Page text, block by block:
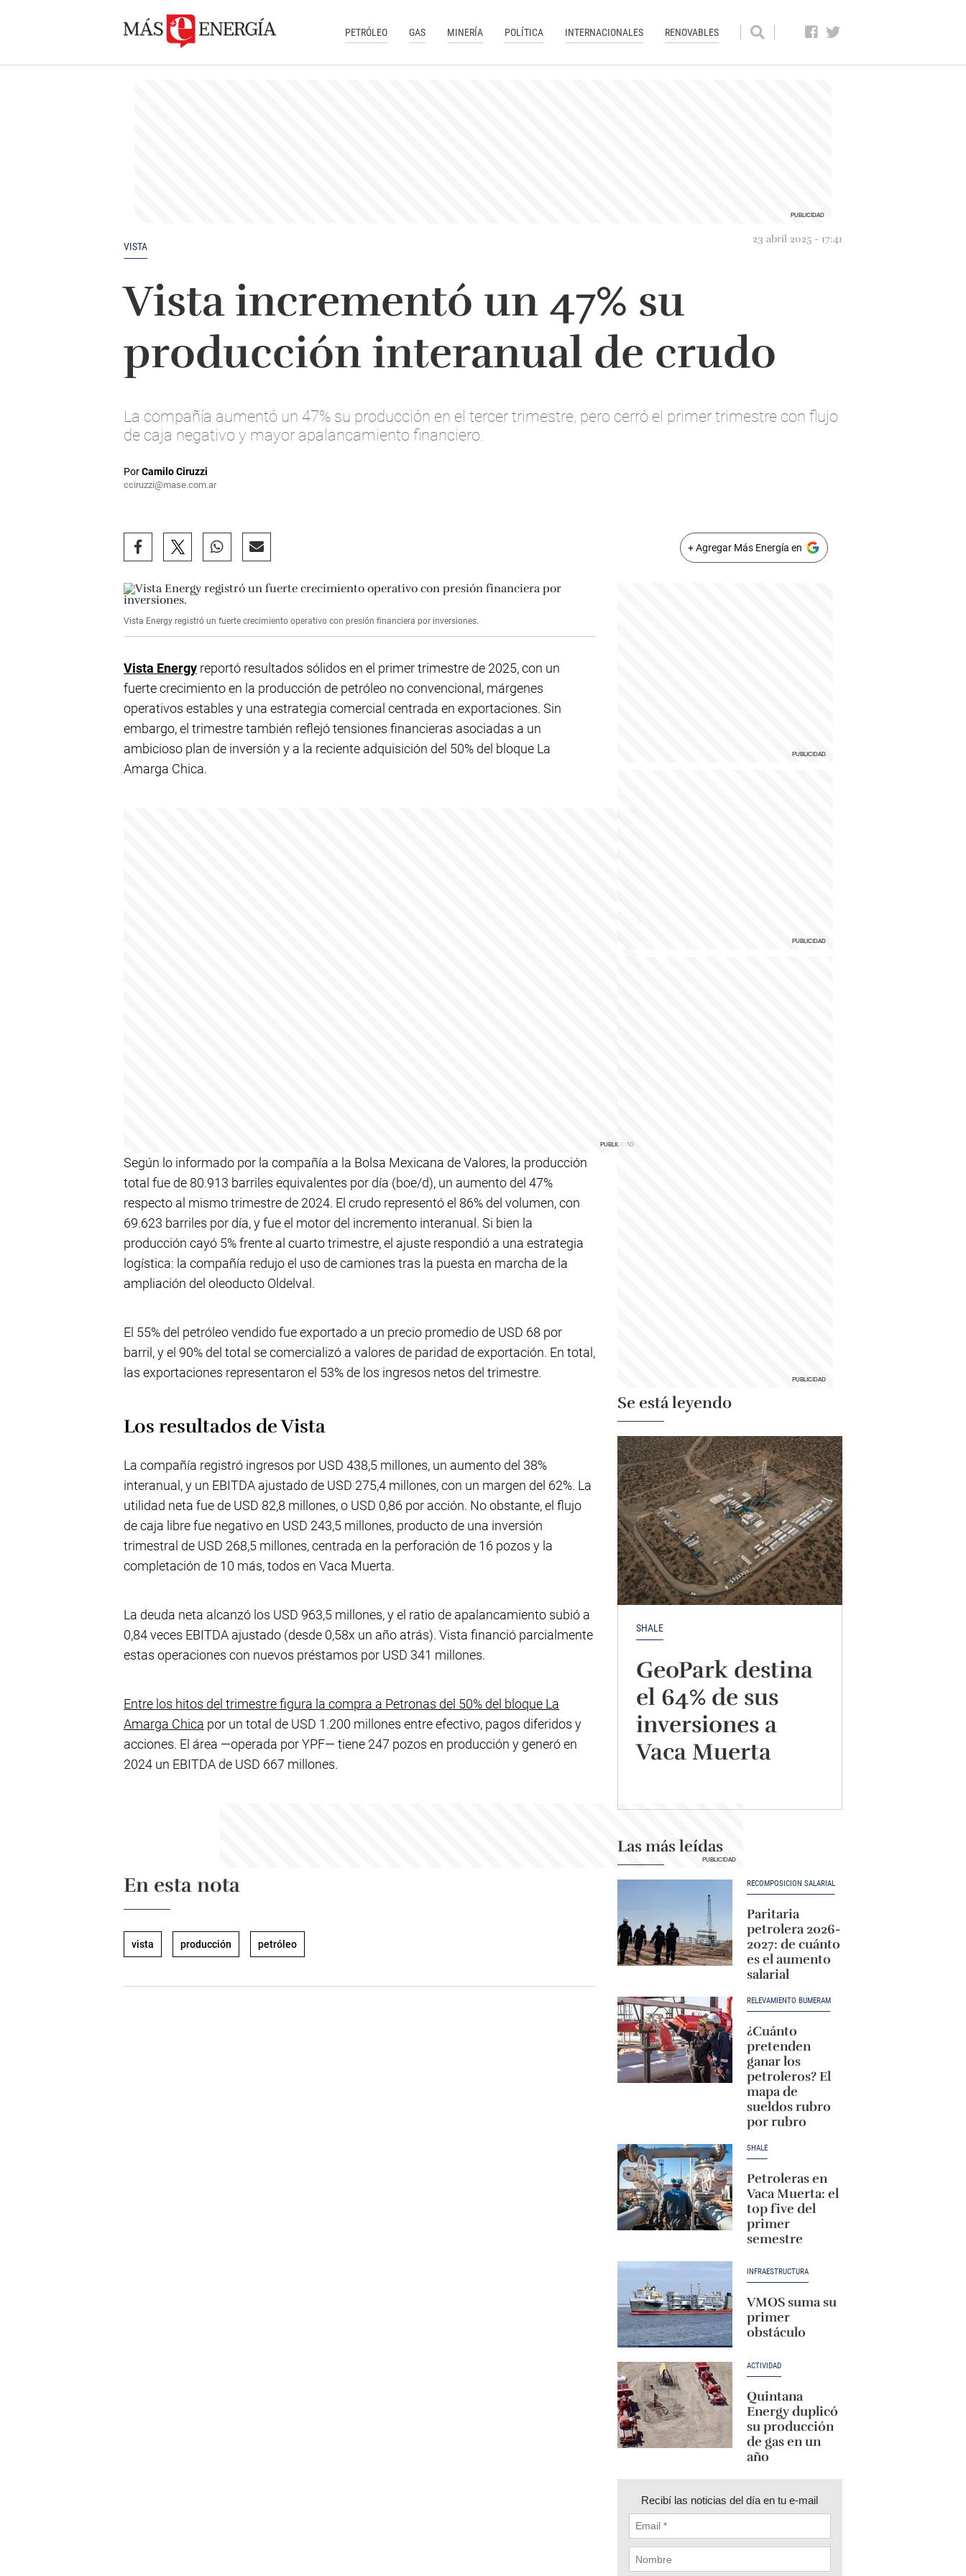
PETRÓLEO GAS MINERÍA POLÍTICA INTERNACIONALES RENOVABLES
VISTA
23 abril 2025 - 17:41
Vista incrementó un 47% su
producción interanual de crudo
La compañía aumentó un 47% su producción en el tercer trimestre, pero cerró el primer trimestre con flujo
de caja negativo y mayor apalancamiento financiero.
PorCamilo Ciruzzi
cciruzzi@mase.com.ar
+ Agregar Más Energía en
Vista Energy registró un fuerte crecimiento operativo con presión financiera por inversiones.
Vista Energy reportó resultados sólidos en el primer trimestre de 2025, con un
fuerte crecimiento en la producción de petróleo no convencional, márgenes
operativos estables y una estrategia comercial centrada en exportaciones. Sin
embargo, el trimestre también reflejó tensiones financieras asociadas a un
ambicioso plan de inversión y a la reciente adquisición del 50% del bloque La
Amarga Chica.
Según lo informado por la compañía a la Bolsa Mexicana de Valores, la producción
total fue de 80.913 barriles equivalentes por día (boe/d), un aumento del 47%
respecto al mismo trimestre de 2024. El crudo representó el 86% del volumen, con
69.623 barriles por día, y fue el motor del incremento interanual. Si bien la
producción cayó 5% frente al cuarto trimestre, el ajuste respondió a una estrategia
logística: la compañía redujo el uso de camiones tras la puesta en marcha de la
ampliación del oleoducto Oldelval.
El 55% del petróleo vendido fue exportado a un precio promedio de USD 68 por
barril, y el 90% del total se comercializó a valores de paridad de exportación. En total,
las exportaciones representaron el 53% de los ingresos netos del trimestre.
Los resultados de Vista
La compañía registró ingresos por USD 438,5 millones, un aumento del 38%
interanual, y un EBITDA ajustado de USD 275,4 millones, con un margen del 62%. La
utilidad neta fue de USD 82,8 millones, o USD 0,86 por acción. No obstante, el flujo
de caja libre fue negativo en USD 243,5 millones, producto de una inversión
trimestral de USD 268,5 millones, centrada en la perforación de 16 pozos y la
completación de 10 más, todos en Vaca Muerta.
La deuda neta alcanzó los USD 963,5 millones, y el ratio de apalancamiento subió a
0,84 veces EBITDA ajustado (desde 0,58x un año atrás). Vista financió parcialmente
estas operaciones con nuevos préstamos por USD 341 millones.
Entre los hitos del trimestre figura la compra a Petronas del 50% del bloque La
Amarga Chica por un total de USD 1.200 millones entre efectivo, pagos diferidos y
acciones. El área —operada por YPF— tiene 247 pozos en producción y generó en
2024 un EBITDA de USD 667 millones.
En esta nota
vista producción petróleo
Se está leyendo
SHALE
GeoPark destina
el 64% de sus
inversiones a
Vaca Muerta
Las más leídas
RECOMPOSICIÓN SALARIAL
Paritaria
petrolera 2026-
2027: de cuánto
es el aumento
salarial
RELEVAMIENTO BUMERAM
¿Cuánto
pretenden
ganar los
petroleros? El
mapa de
sueldos rubro
por rubro
SHALE
Petroleras en
Vaca Muerta: el
top five del
primer
semestre
INFRAESTRUCTURA
VMOS suma su
primer
obstáculo
ACTIVIDAD
Quintana
Energy duplicó
su producción
de gas en un
año
Recibí las noticias del día en tu e-mail